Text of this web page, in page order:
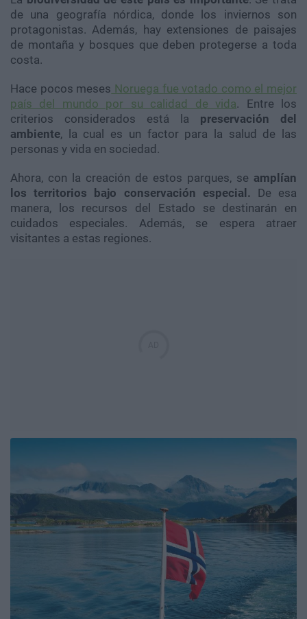
de una geografía nórdica, donde los inviernos son
protagonistas. Además, hay extensiones de paisajes
de montaña y bosques que deben protegerse a toda
costa.
Hace pocos meses Noruega fue votado como el mejor
país del mundo por su calidad de vida. Entre los
criterios considerados está la preservación del
ambiente, la cual es un factor para la salud de las
personas y vida en sociedad.
Ahora, con la creación de estos parques, se amplían
los territorios bajo conservación especial. De esa
manera, los recursos del Estado se destinarán en
cuidados especiales. Además, se espera atraer
visitantes a estas regiones.